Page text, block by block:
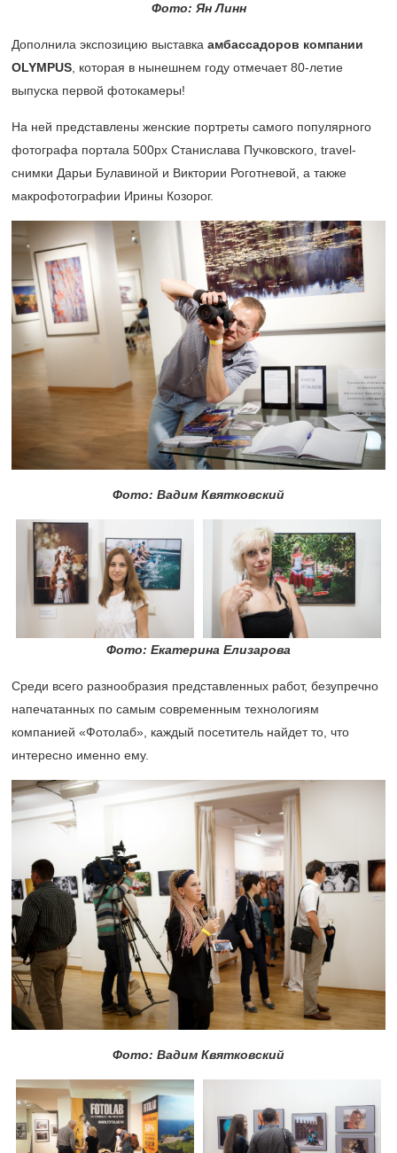
Фото: Ян Линн
Дополнила экспозицию выставка амбассадоров компании
OLYMPUS , которая в нынешнем году отмечает80-летие
выпуска первой фотокамеры!
На ней представлены женские портреты самого популярного
фотографа портала 500px Станислава Пучковского, travel-
снимки Дарьи Булавиной и Виктории Роготневой, а также
макрофотографии Ирины Козорог.
Фото: Вадим Квятковский
Фото: Екатерина Елизарова
Среди всего разнообразия представленных работ, безупречно
напечатанных по самым современным технологиям
компанией «Фотолаб», каждый посетитель найдет то, что
интересно именно ему.
Фото: Вадим Квятковский